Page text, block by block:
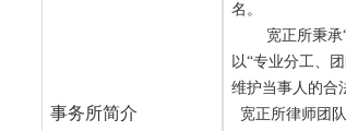
事务所简介
名。
宽正所秉
以“专业分工、
维护当事人的合
宽正所律师团